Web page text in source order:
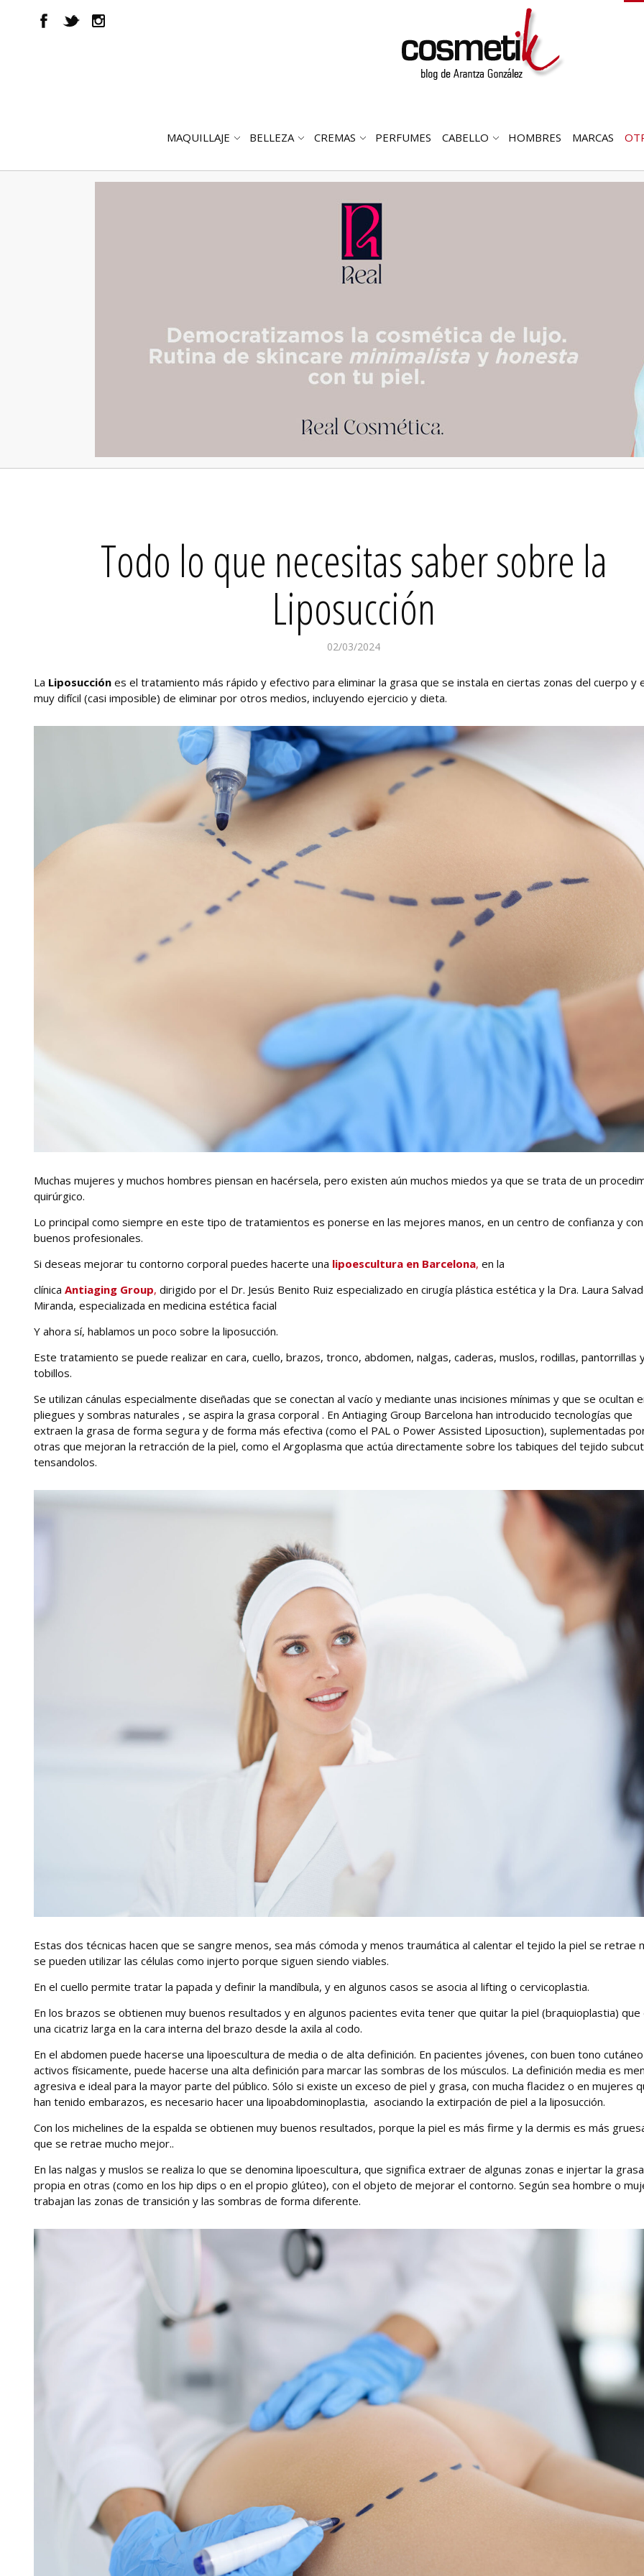
ABRIR
MAQUILLAJE
ABRIR
BELLEZA
ABRIR
CREMAS PERFUMES
ABRIR
CABELLO HOMBRES MARCAS
Todo lo que necesitas saber sobre la
Liposucción
02/03/2024
La Liposucción es el tratamiento más rápido y efectivo para eliminar la grasa que se instala en ciertas zonas del cuerpo y
muy difícil (casi imposible) de eliminar por otros medios, incluyendo ejercicio y dieta.
Muchas mujeres y muchos hombres piensan en hacérsela, pero existen aún muchos miedos ya que se trata de un
quirúrgico.
Lo principal como siempre en este tipo de tratamientos es ponerse en las mejores manos, en un centro de confianza y con
buenos profesionales.
Si deseas mejorar tu contorno corporal puedes hacerte una lipoescultura en Barcelona, en la
clínica Antiaging Group, dirigido por el Dr. Jesús Benito Ruiz especializado en cirugía plástica estética y la Dra. Laura
Miranda, especializada en medicina estética facial
Y ahora sí, hablamos un poco sobre la liposucción.
Este tratamiento se puede realizar en cara, cuello, brazos, tronco, abdomen, nalgas, caderas, muslos, rodillas, pantorrillas
tobillos.
Se utilizan cánulas especialmente diseñadas que se conectan al vacío y mediante unas incisiones mínimas y que se ocultan
pliegues y sombras naturales , se aspira la grasa corporal . En Antiaging Group Barcelona han introducido tecnologías que
extraen la grasa de forma segura y de forma más efectiva (como el PAL o Power Assisted Liposuction), suplementadas
otras que mejoran la retracción de la piel, como el Argoplasma que actúa directamente sobre los tabiques del tejido
tensandolos.
Estas dos técnicas hacen que se sangre menos, sea más cómoda y menos traumática al calentar el tejido la piel se retrae
se pueden utilizar las células como injerto porque siguen siendo viables.
En el cuello permite tratar la papada y definir la mandíbula, y en algunos casos se asocia al lifting o cervicoplastia.
En los brazos se obtienen muy buenos resultados y en algunos pacientes evita tener que quitar la piel (braquioplastia) que
una cicatriz larga en la cara interna del brazo desde la axila al codo.
En el abdomen puede hacerse una lipoescultura de media o de alta definición. En pacientes jóvenes, con buen tono
activos físicamente, puede hacerse una alta definición para marcar las sombras de los músculos. La definición media es
agresiva e ideal para la mayor parte del público. Sólo si existe un exceso de piel y grasa, con mucha flacidez o en mujeres
han tenido embarazos, es necesario hacer una lipoabdominoplastia, asociando la extirpación de piel a la liposucción.
Con los michelines de la espalda se obtienen muy buenos resultados, porque la piel es más firme y la dermis es más
que se retrae mucho mejor..
En las nalgas y muslos se realiza lo que se denomina lipoescultura, que significa extraer de algunas zonas e injertar la grasa
propia en otras (como en los hip dips o en el propio glúteo), con el objeto de mejorar el contorno. Según sea hombre o
trabajan las zonas de transición y las sombras de forma diferente.